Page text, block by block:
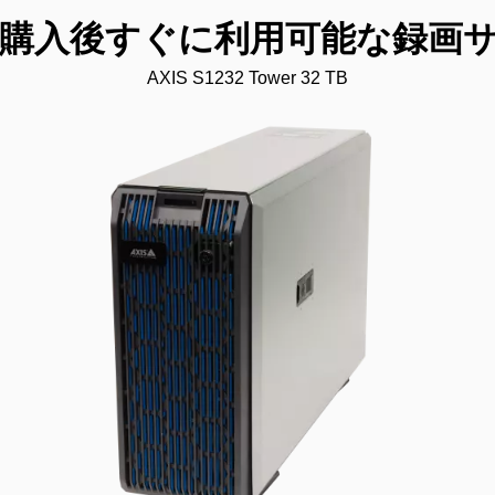
入後すぐに利用可能な録画
AXIS S1232 Tower 32 TB